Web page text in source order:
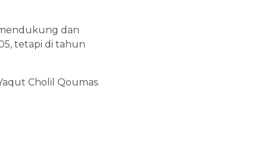
dan
tetapi di tahun
Cholil Qoumas.